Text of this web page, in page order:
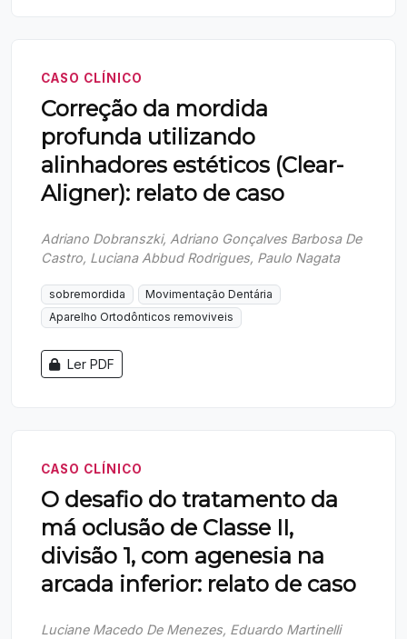
CASO CLÍNICO
Correção da mordida
profunda utilizando
alinhadores estéticos (Clear-
Aligner): relato de caso
Adriano Dobranszki, Adriano Gonçalves Barbosa De
Castro, Luciana Abbud Rodrigues, Paulo Nagata
sobremordida
Movimentação Dentária
Aparelho Ortodônticos removiveis
Ler PDF
CASO CLÍNICO
O desafio do tratamento da
má oclusão de Classe II,
divisão 1, com agenesia na
arcada inferior: relato de caso
Luciane Macedo De Menezes, Eduardo Martinelli